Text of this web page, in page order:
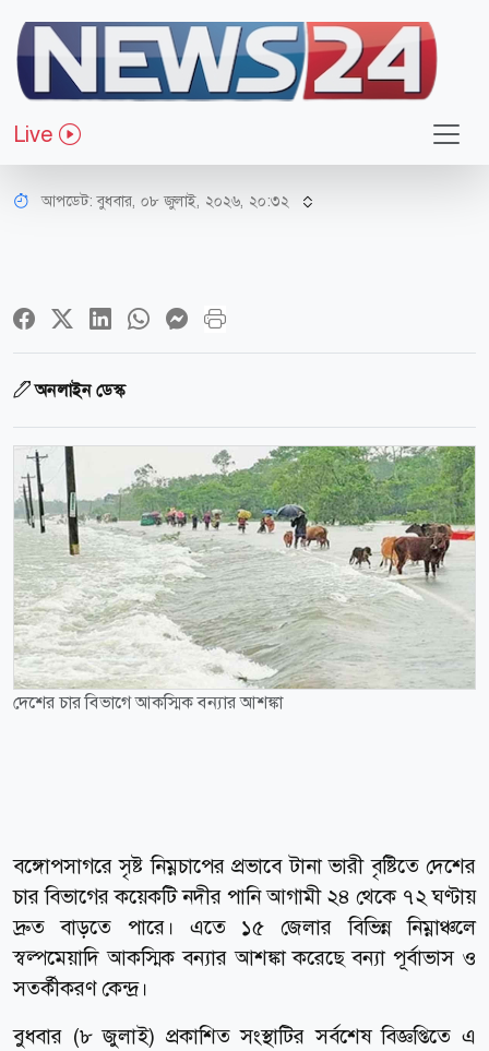
Live
জাতীয়
দেশের চার বিভাগে আকস্মিক বন্যার
আশঙ্কা
আপডেট: বুধবার, ০৮ জুলাই, ২০২৬, ২০:৩২
অনলাইন ডেস্ক
দেশের চার বিভাগে আকস্মিক বন্যার আশঙ্কা
বঙ্গোপসাগরে সৃষ্ট নিম্নচাপের প্রভাবে টানা ভারী বৃষ্টিতে দেশের
চার বিভাগের কয়েকটি নদীর পানি আগামী ২৪ থেকে ৭২ ঘণ্টায়
দ্রুত বাড়তে পারে। এতে ১৫ জেলার বিভিন্ন নিম্নাঞ্চলে
স্বল্পমেয়াদি আকস্মিক বন্যার আশঙ্কা করেছে বন্যা পূর্বাভাস ও
সতর্কীকরণ কেন্দ্র।
বুধবার (৮ জুলাই) প্রকাশিত সংস্থাটির সর্বশেষ বিজ্ঞপ্তিতে এ